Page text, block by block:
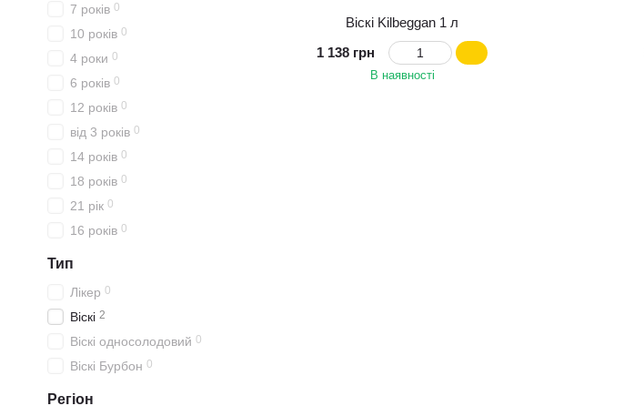
Віскі Kilbeggan 1 л
1 138 грн
В наявності
7 років 0
10 років 0
4 роки 0
6 років 0
12 років 0
від 3 років 0
14 років 0
18 років 0
21 рік 0
16 років 0
Тип
Лікер 0
Віскі 2
Віскі односолодовий 0
Віскі Бурбон 0
Регіон